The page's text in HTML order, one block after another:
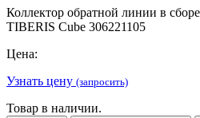
Коллектор обратной линии в
TIBERIS Cube 306221105
Цена:
Узнать цену (запросить)
Товар в наличии.